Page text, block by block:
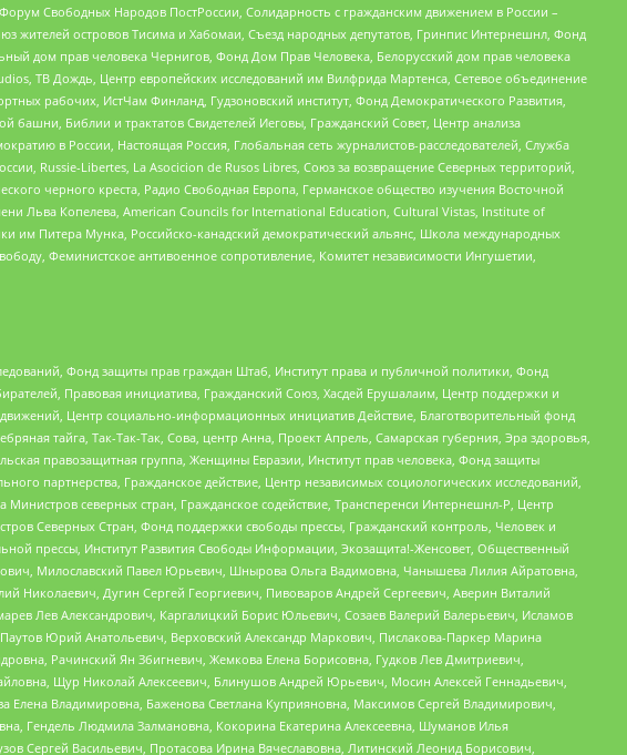
Свободных Народов ПостРоссии, Солидарность с гражданским движением в России –
жителей островов Тисима и Хабомаи, Съезд народных депутатов, Гринпис Интернешнл, Фонд
дом прав человека Чернигов, Фонд Дом Прав Человека, Белорусский дом прав человека
ТВ Дождь, Центр европейских исследований им Вилфрида Мартенса, Сетевое объединение
рабочих, ИстЧам Финланд, Гудзоновский институт, Фонд Демократического Развития,
башни, Библии и трактатов Свидетелей Иеговы, Гражданский Совет, Центр анализа
в России, Настоящая Россия, Глобальная сеть журналистов-расследователей, Служба
Russie-Libertes, La Asocicion de Rusos Libres, Союз за возвращение Северных территорий,
черного креста, Радио Свободная Европа, Германское общество изучения Восточной
Льва Копелева, American Councils for International Education, Cultural Vistas, Institute of
им Питера Мунка, Российско-канадский демократический альянс, Школа международных
Феминистское антивоенное сопротивление, Комитет независимости Ингушетии,
Фонд защиты прав граждан Штаб, Институт права и публичной политики, Фонд
Правовая инициатива, Гражданский Союз, Хасдей Ерушалаим, Центр поддержки и
Центр социально-информационных инициатив Действие, Благотворительный фонд
тайга, Так-Так-Так, Сова, центр Анна, Проект Апрель, Самарская губерния, Эра здоровья,
правозащитная группа, Женщины Евразии, Институт прав человека, Фонд защиты
партнерства, Гражданское действие, Центр независимых социологических исследований,
северных стран, Гражданское содействие, Трансперенси Интернешнл-Р, Центр
Северных Стран, Фонд поддержки свободы прессы, Гражданский контроль, Человек и
прессы, Институт Развития Свободы Информации, Экозащита!-Женсовет, Общественный
Милославский Павел Юрьевич, Шнырова Ольга Вадимовна, Чанышева Лилия Айратовна,
Николаевич, Дугин Сергей Георгиевич, Пивоваров Андрей Сергеевич, Аверин Виталий
Лев Александрович, Каргалицкий Борис Юльевич, Созаев Валерий Валерьевич, Исламов
Юрий Анатольевич, Верховский Александр Маркович, Пислакова-Паркер Марина
Рачинский Ян Збигневич, Жемкова Елена Борисовна, Гудков Лев Дмитриевич,
Щур Николай Алексеевич, Блинушов Андрей Юрьевич, Мосин Алексей Геннадьевич,
Владимировна, Баженова Светлана Куприяновна, Максимов Сергей Владимирович,
Гендель Людмила Залмановна, Кокорина Екатерина Алексеевна, Шуманов Илья
Сергей Васильевич, Протасова Ирина Вячеславовна, Литинский Леонид Борисович,